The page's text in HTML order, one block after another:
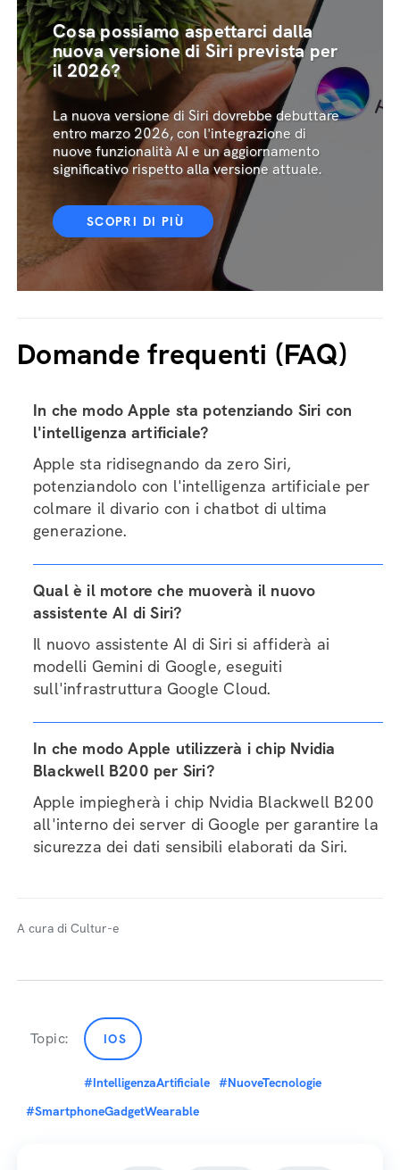
Cosa possiamo aspettarci dalla
nuova versione di Siri prevista per
il 2026?
La nuova versione di Siri dovrebbe debuttare
entro marzo 2026, con l'integrazione di
nuove funzionalità AI e un aggiornamento
significativo rispetto alla versione attuale.
SCOPRI DI PIÙ
Domande frequenti (FAQ)
In che modo Apple sta potenziando Siri con
l'intelligenza artificiale?
Apple sta ridisegnando da zero Siri,
potenziandolo con l'intelligenza artificiale per
colmare il divario con i chatbot di ultima
generazione.
Qual è il motore che muoverà il nuovo
assistente AI di Siri?
Il nuovo assistente AI di Siri si affiderà ai
modelli Gemini di Google, eseguiti
sull'infrastruttura Google Cloud.
In che modo Apple utilizzerà i chip Nvidia
Blackwell B200 per Siri?
Apple impiegherà i chip Nvidia Blackwell B200
all'interno dei server di Google per garantire la
sicurezza dei dati sensibili elaborati da Siri.
A cura di Cultur-e
Topic: IOS
#IntelligenzaArtificiale #NuoveTecnologie
#SmartphoneGadgetWearable